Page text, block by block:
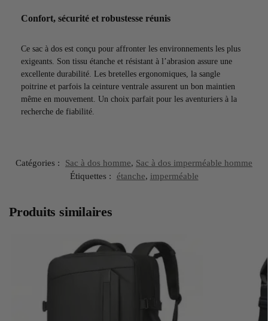
Confort, sécurité et robustesse réunis
Ce sac à dos est conçu pour affronter les environnements les plus
exigeants. Son tissu étanche et résistant à l’abrasion assure une
excellente durabilité. Les bretelles ergonomiques, la sangle
poitrine et parfois la ceinture ventrale assurent un bon maintien
même en mouvement. Un choix parfait pour les aventuriers à la
recherche de fiabilité.
Catégories : Sac à dos homme, Sac à dos imperméable homme
Étiquettes :
étanche, imperméable
Produits similaires